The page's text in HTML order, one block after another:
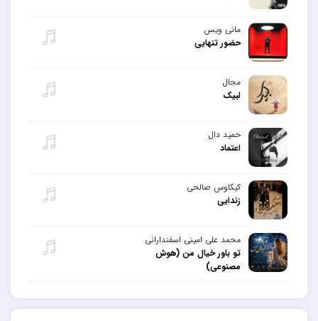
مانی ویس
حضور تنهایی
مجال
لبیک
حمید دال
اعتماد
کیکاوس صالحی
زندایی
محمد علی امینی اسفندارانی
تو باور خیال من (هوش
مصنوعی)